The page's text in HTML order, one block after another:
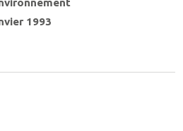
1993